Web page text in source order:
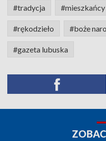
#tradycja #mieszkańcy
#rękodzieło #boże
#gazeta lubuska